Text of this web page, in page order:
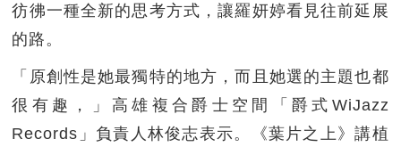
彷彿一種全新的思考方式，讓羅妍婷看見往前延展
的路。
「原創性是她最獨特的地方，而且她選的主題也都
很有趣，」高雄複合爵士空間「爵式WiJazz
Records」負責人林俊志表示。《葉片之上》講植